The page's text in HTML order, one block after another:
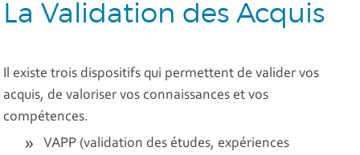
La Validation des Acquis
Il existe trois dispositifs qui permettent de valider vos
acquis, de valoriser vos connaissances et vos
compétences.
VAPP (validation des études, expériences